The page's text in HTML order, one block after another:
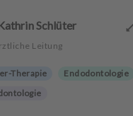
Schlüter
Leitung
Therapie
Endodontologie